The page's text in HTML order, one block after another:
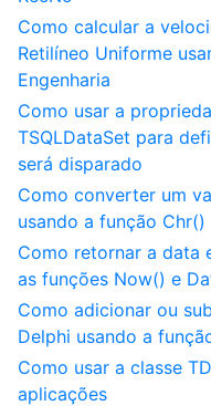
Como calcular a
Retilíneo Uniforme
Engenharia
Como usar a
TSQLDataSet para
será disparado
Como converter um
usando a função
Como retornar a data
as funções Now() e
Como adicionar ou
Delphi usando a
Como usar a classe
aplicações